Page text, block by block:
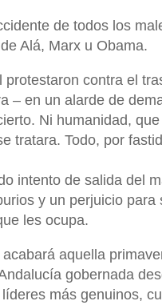
de todos los
Alá, Marx u Obama.
contra el
– en un alarde de
Ni humanidad,
tratara. Todo, por
intento de salida del
y un perjuicio
les ocupa.
aquella
gobernada
más genuinos,